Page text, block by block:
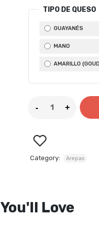
TIPO DE QUESO
GUAYANÉS
MANO
AMARILLO
Category: Arepas
You'll Love